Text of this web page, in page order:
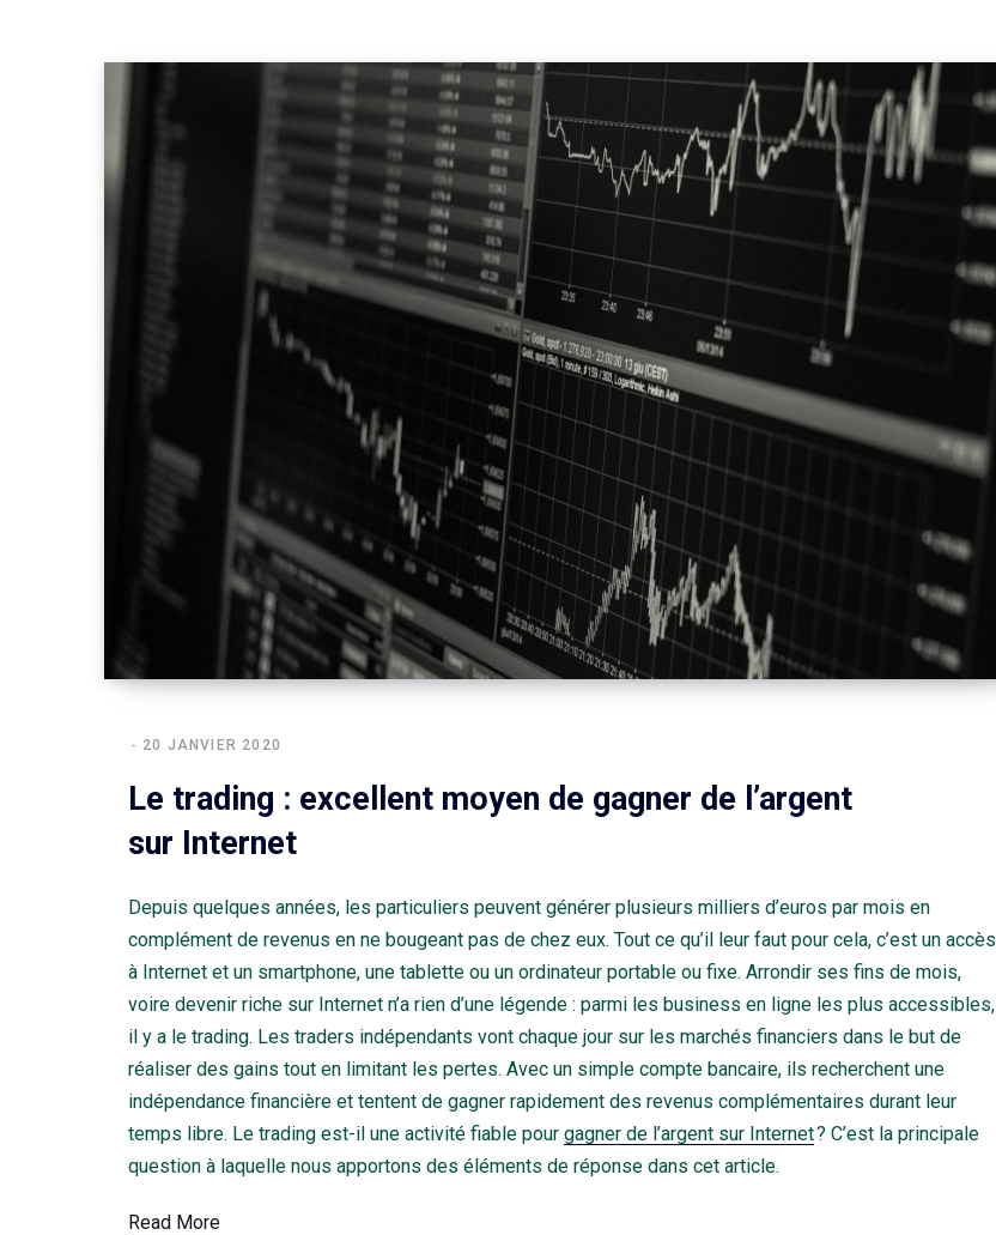
20 JANVIER 2020
Le trading : excellent moyen de gagner de l’argent
sur Internet
Depuis quelques années, les particuliers peuvent générer plusieurs milliers d’euros par mois en
complément de revenus en ne bougeant pas de chez eux. Tout ce qu’il leur faut pour cela, c’est un accès
à Internet et un smartphone, une tablette ou un ordinateur portable ou fixe. Arrondir ses fins de mois,
voire devenir riche sur Internet n’a rien d’une légende : parmi les business en ligne les plus accessibles,
il y a le trading. Les traders indépendants vont chaque jour sur les marchés financiers dans le but de
réaliser des gains tout en limitant les pertes. Avec un simple compte bancaire, ils recherchent une
indépendance financière et tentent de gagner rapidement des revenus complémentaires durant leur
temps libre. Le trading est-il une activité fiable pour gagner de l’argent sur Internet? C’est la principale
question à laquelle nous apportons des éléments de réponse dans cet article.
Read More